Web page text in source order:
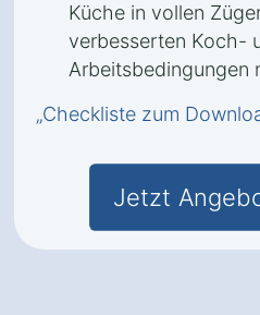
Küche in vollen
verbesserten Koch-
Arbeitsbedingungen
„Checkliste zum
Jetzt